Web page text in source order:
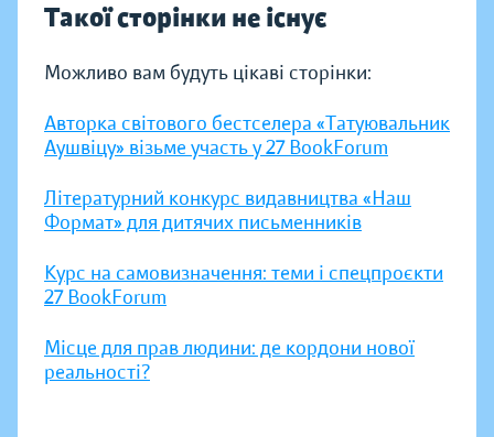
Такої сторінки не існує
Можливо вам будуть цікаві сторінки:
Авторка світового бестселера «Татуювальник
Аушвіцу» візьме участь у 27 BookForum
Літературний конкурс видавництва «Наш
Формат» для дитячих письменників
Курс на самовизначення: теми і спецпроєкти
27 BookForum
Місце для прав людини: де кордони нової
реальності?